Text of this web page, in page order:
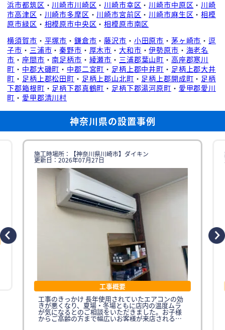
浜市都筑区 ・ 川崎市川崎区 ・ 川崎市幸区 ・ 川崎市中原区 ・ 川崎
市高津区 ・ 川崎市多摩区 ・ 川崎市宮前区 ・ 川崎市麻生区 ・相模
原市緑区 ・ 相模原市中央区 ・相模原市南区
横須賀市 ・ 平塚市 ・ 鎌倉市 ・藤沢市 ・ 小田原市 ・ 茅ヶ崎市 ・逗
子市 ・ 三浦市 ・秦野市 ・ 厚木市 ・ 大和市 ・伊勢原市 ・ 海老名
市 ・ 座間市 ・南足柄市 ・ 綾瀬市 ・ 三浦郡葉山町 ・ 高座郡寒川
町 ・ 中郡大磯町 ・ 中郡二宮町 ・ 足柄上郡中井町 ・ 足柄上郡大井
町 ・ 足柄上郡松田町 ・ 足柄上郡山北町 ・ 足柄上郡開成町 ・ 足柄
下郡箱根町 ・ 足柄下郡真鶴町 ・ 足柄下郡湯河原町 ・ 愛甲郡愛川
町 ・ 愛甲郡清川村
神奈川県の設置事例
施工時場所：【神奈川県川崎市】ダイキン
更新日：2026年07月27日
工事概要
工事のきっかけ 長年使用されていたエアコンの効
きが悪くなり、夏場・冬場ともに店内の温度ムラ
が気になるとのご相談をいただきました。お子様
からご高齢の方まで幅広いお客様が来店されるた
め、どの年代の方にも快適に過ごしていただける